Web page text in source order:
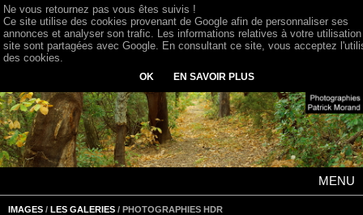
MENU
IMAGES / LES GALERIES / PHOTOGRAPHIES HDR
Ne vous retournez pas vous êtes suivis !
Ce site utilise des cookies provenant de Google afin de personnaliser ses
annonces et analyser son trafic. Les informations relatives à votre
site sont partagées avec Google. En consultant ce site, vous acceptez
des cookies.
OK EN SAVOIR PLUS